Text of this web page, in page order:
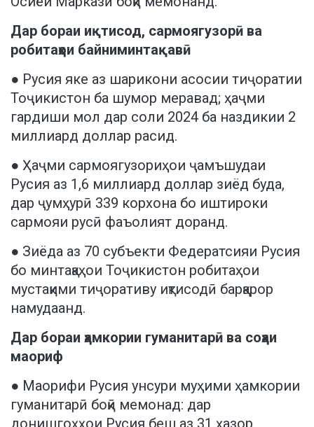
Дар бораи иқтисод, сармоягузорӣ ва
робитаҳои байниминтақавӣ
● Русия яке аз шарикони асосии тиҷоратии
Тоҷикистон ба шумор меравад; ҳаҷми
гардиши мол дар соли 2024 ба наздикии 2
миллиард доллар расид.
● Ҳаҷми сармоягузориҳои ҷамъшудаи
Русия аз 1,6 миллиард доллар зиёд буда,
дар ҷумҳурӣ 339 корхона бо иштироки
сармояи русӣ фаъолият доранд.
● Зиёда аз 70 субъекти Федератсияи Русия
бо минтақаҳои Тоҷикистон робитаҳои
мустақими тиҷоративу иқтисодӣ барқарор
намудаанд.
Дар бораи ҳамкории гуманитарӣ ва соҳаи
маориф
● Маорифи Русия унсури муҳими ҳамкории
гуманитарӣ боқӣ мемонад: дар